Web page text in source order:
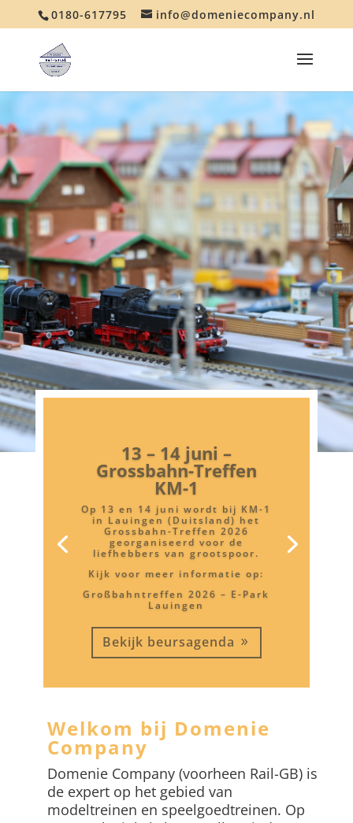
0180-617795 info@domeniecompany.nl
13 – 14 juni –
Grossbahn-Treffen
KM-1
in Lauingen (Duitsland) het
Grossbahn-Treffen 2026
georganiseerd voor de
liefhebbers van grootspoor.
Lauingen
Bekijk beursagenda
Welkom bij Domenie
Company
Domenie Company (voorheen Rail-GB) is
de expert op het gebied van
modeltreinen en speelgoedtreinen. Op